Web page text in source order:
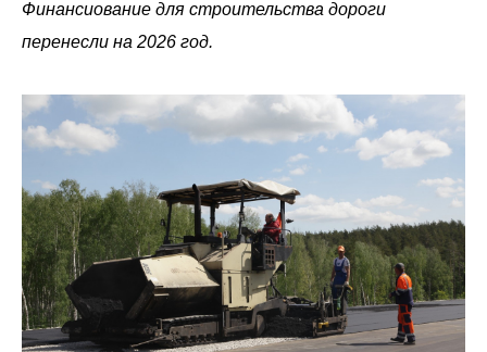
Финансиование для строительства дороги
перенесли на 2026 год.